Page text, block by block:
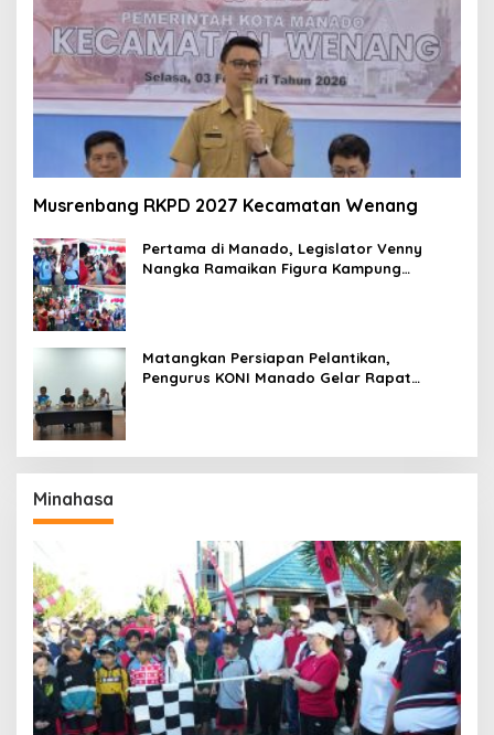
Musrenbang RKPD 2027 Kecamatan Wenang
Pertama di Manado, Legislator Venny
Nangka Ramaikan Figura Kampung
Matangkan Persiapan Pelantikan,
Pengurus KONI Manado Gelar Rapat
Minahasa